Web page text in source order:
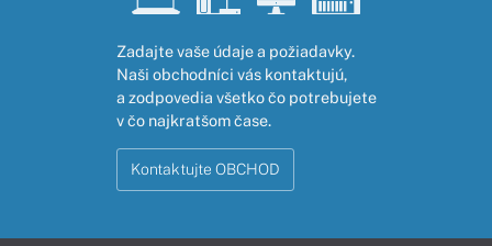
Zadajte vaše údaje a požiadavky.
Naši obchodníci vás kontaktujú,
a zodpovedia všetko čo potrebujete
v čo najkratšom čase.
Kontaktujte OBCHOD